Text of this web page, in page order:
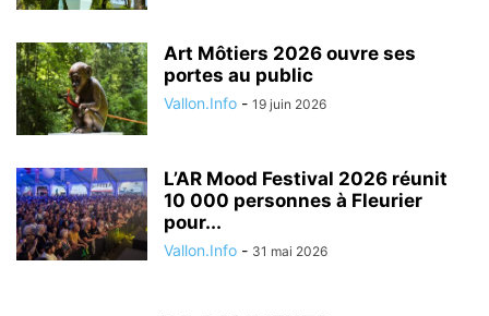
Art Môtiers 2026 ouvre ses
portes au public
Vallon.Info - 19 juin 2026
L’AR Mood Festival 2026 réunit
10 000 personnes à Fleurier
pour...
Vallon.Info - 31 mai 2026